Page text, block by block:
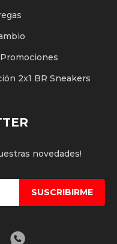
2x1 BR Sneakers
novedades!
SUSCRIBIRME
